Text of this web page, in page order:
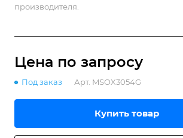
производителя.
Цена по запросу
Под заказ Арт. MSOX3054G
Купить товар